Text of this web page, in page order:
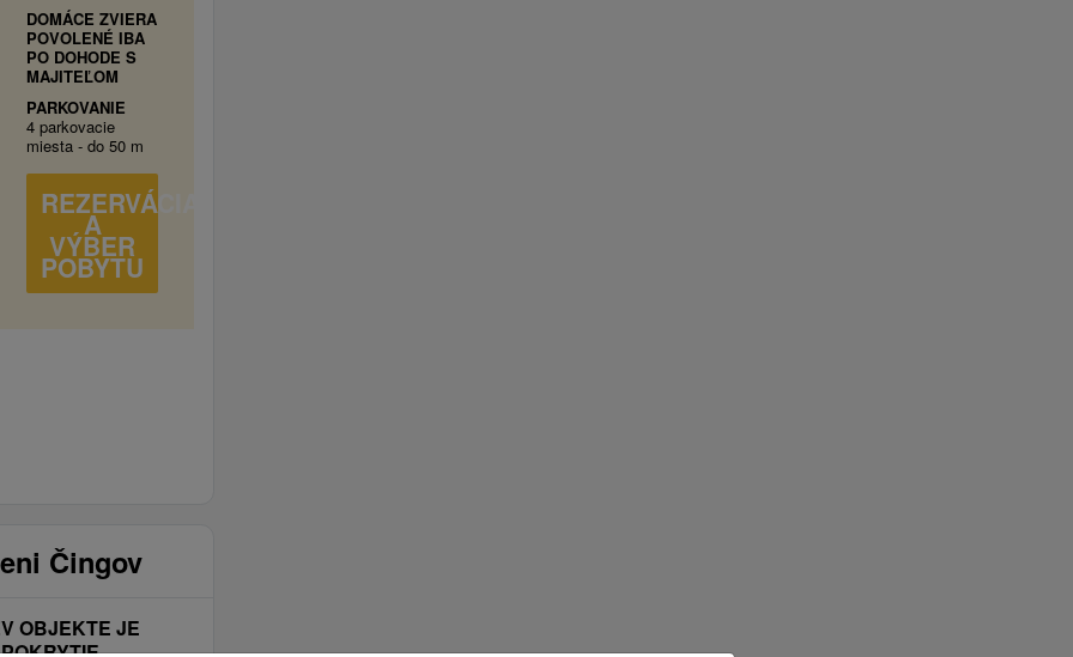
DOMÁCE ZVIERA
POVOLENÉ IBA
PO DOHODE S
MAJITEĽOM
PARKOVANIE
4 parkovacie
miesta - do 50 m
REZERVÁCIA
A
VÝBER
POBYTU
Čingov
V OBJEKTE JE